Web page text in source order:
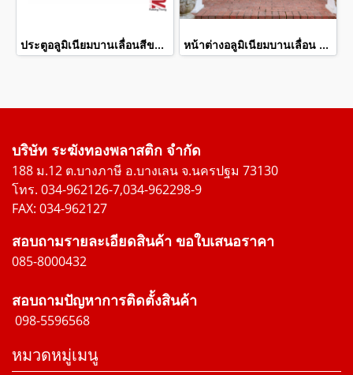
ประตูอลูมิเนียมบานเลื่อนสีขาวสแตนเลสดัด winking หน้าต่างอลูมิเนียมบานเลื่อน 2 ช่อง พร้อมเหล็กดัดลายใบไม้และมุ้งลวด สีดำ WINKING
บริษัท ระฆังทองพลาสติก จำกัด
188 ม.12 ต.บางภาษี อ.บางเลน จ.นครปฐม 73130
โทร. 034-962126-7,034-962298-9
FAX: 034-962127
สอบถามรายละเอียดสินค้า ขอใบเสนอราคา
085-8000432
สอบถามปัญหาการติดตั้งสินค้า
098-5596568
หมวดหมู่เมนู